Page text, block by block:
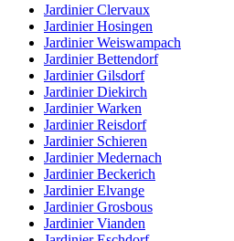
Jardinier Clervaux
Jardinier Hosingen
Jardinier Weiswampach
Jardinier Bettendorf
Jardinier Gilsdorf
Jardinier Diekirch
Jardinier Warken
Jardinier Reisdorf
Jardinier Schieren
Jardinier Medernach
Jardinier Beckerich
Jardinier Elvange
Jardinier Grosbous
Jardinier Vianden